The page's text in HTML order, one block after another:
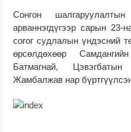
Сонгон
арваннэгдүгээр сарын
согог судлалын үндэсний
өрсөлдөхөөр
Батмагнай,
Жамбалжав нар